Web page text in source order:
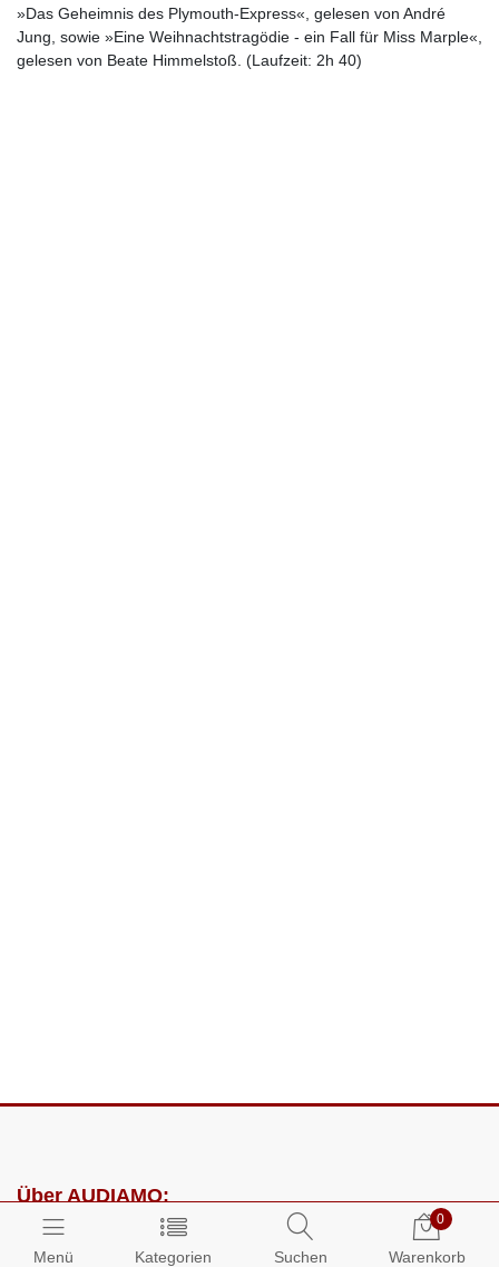
Menü Kategorien Suchen
0
Warenkorb
»Das Geheimnis des Plymouth-Express«, gelesen von André
Jung, sowie »Eine Weihnachtstragödie - ein Fall für Miss Marple«,
gelesen von Beate Himmelstoß. (Laufzeit: 2h 40)
Über AUDIAMO:
Impressum